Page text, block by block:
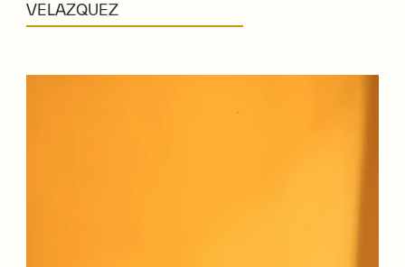
VELAZQUEZ